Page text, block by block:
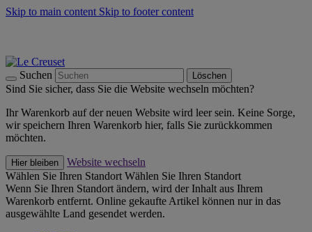
Skip to main content Skip to footer content
Suchen Löschen
Sind Sie sicher, dass Sie die Website wechseln möchten?
Ihr Warenkorb auf der neuen Website wird leer sein. Keine Sorge,
wir speichern Ihren Warenkorb hier, falls Sie zurückkommen
möchten.
Hier bleiben
Website wechseln
Wählen Sie Ihren Standort Wählen Sie Ihren Standort
Wenn Sie Ihren Standort ändern, wird der Inhalt aus Ihrem
Warenkorb entfernt. Online gekaufte Artikel können nur in das
ausgewählte Land gesendet werden.